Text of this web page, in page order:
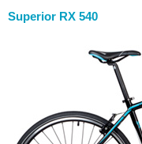
Superior RX 540